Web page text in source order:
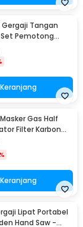
Gergaji Tangan
Pemotong
Gas Half
Filter Karbon
Lipat Portabel
Hand Saw -